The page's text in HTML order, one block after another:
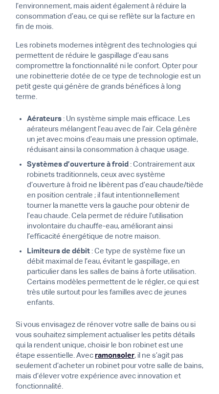
l’environnement, mais aident également à réduire la
consommation d’eau, ce qui se reflète sur la facture en
fin de mois.
Les robinets modernes intègrent des technologies qui
permettent de réduire le gaspillage d’eau sans
compromettre la fonctionnalité ni le confort. Opter pour
une robinetterie dotée de ce type de technologie est un
petit geste qui génère de grands bénéfices à long
terme.
Aérateurs: Un système simple mais efficace. Les
aérateurs mélangent l’eau avec de l’air. Cela génère
un jet avec moins d’eau mais une pression optimale,
réduisant ainsi la consommation à chaque usage.
Systèmes d’ouverture à froid : Contrairement aux
robinets traditionnels, ceux avec système
d’ouverture à froid ne libèrent pas d’eau chaude/tiède
en position centrale ; il faut intentionnellement
tourner la manette vers la gauche pour obtenir de
l’eau chaude. Cela permet de réduire l’utilisation
involontaire du chauffe-eau, améliorant ainsi
l’efficacité énergétique de notre maison.
Limiteurs de débit: Ce type de système fixe un
débit maximal de l’eau, évitant le gaspillage, en
particulier dans les salles de bains à forte utilisation.
Certains modèles permettent de le régler, ce qui est
très utile surtout pour les familles avec de jeunes
enfants.
Si vous envisagez de rénover votre salle de bains ou si
vous souhaitez simplement actualiser les petits détails
qui la rendent unique, choisir le bon robinet est une
étape essentielle. Avec ramonsoler, il ne s’agit pas
seulement d’acheter un robinet pour votre salle de bains,
mais d’élever votre expérience avec innovation et
fonctionnalité.